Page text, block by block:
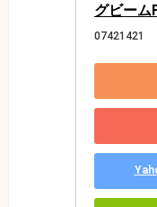
グビーム
07421421